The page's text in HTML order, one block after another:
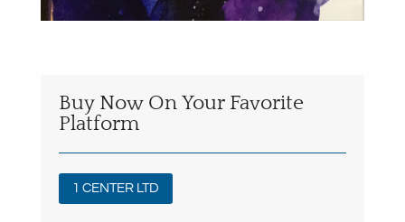
Buy Now On Your Favorite
Platform
1 CENTER LTD